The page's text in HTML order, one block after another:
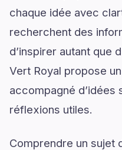
chaque idée avec
recherchent des
d’inspirer autant que
Vert Royal propose
accompagné d’idées
réflexions utiles.
Comprendre un sujet